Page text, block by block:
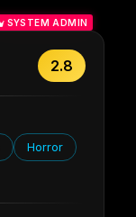
SYSTEM ADMIN
2.8
Horror